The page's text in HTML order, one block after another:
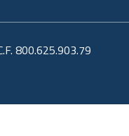
800.625.903.79